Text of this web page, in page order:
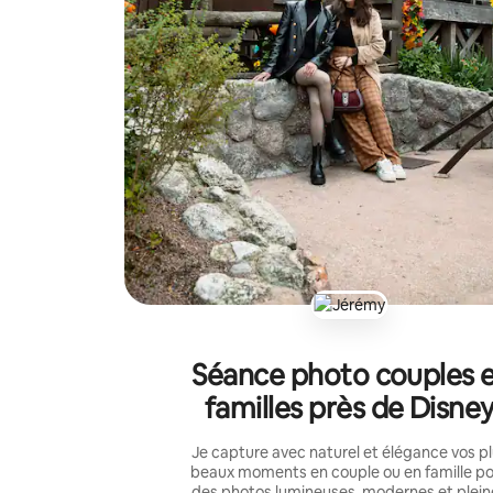
Séance photo couples
familles près de
Je capture avec naturel et élégance vos
beaux moments en couple ou en famille